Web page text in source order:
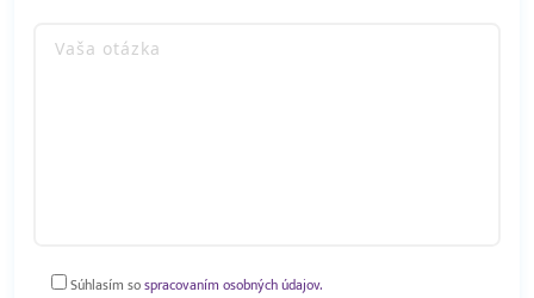
Súhlasím sospracovaním osobných údajov.